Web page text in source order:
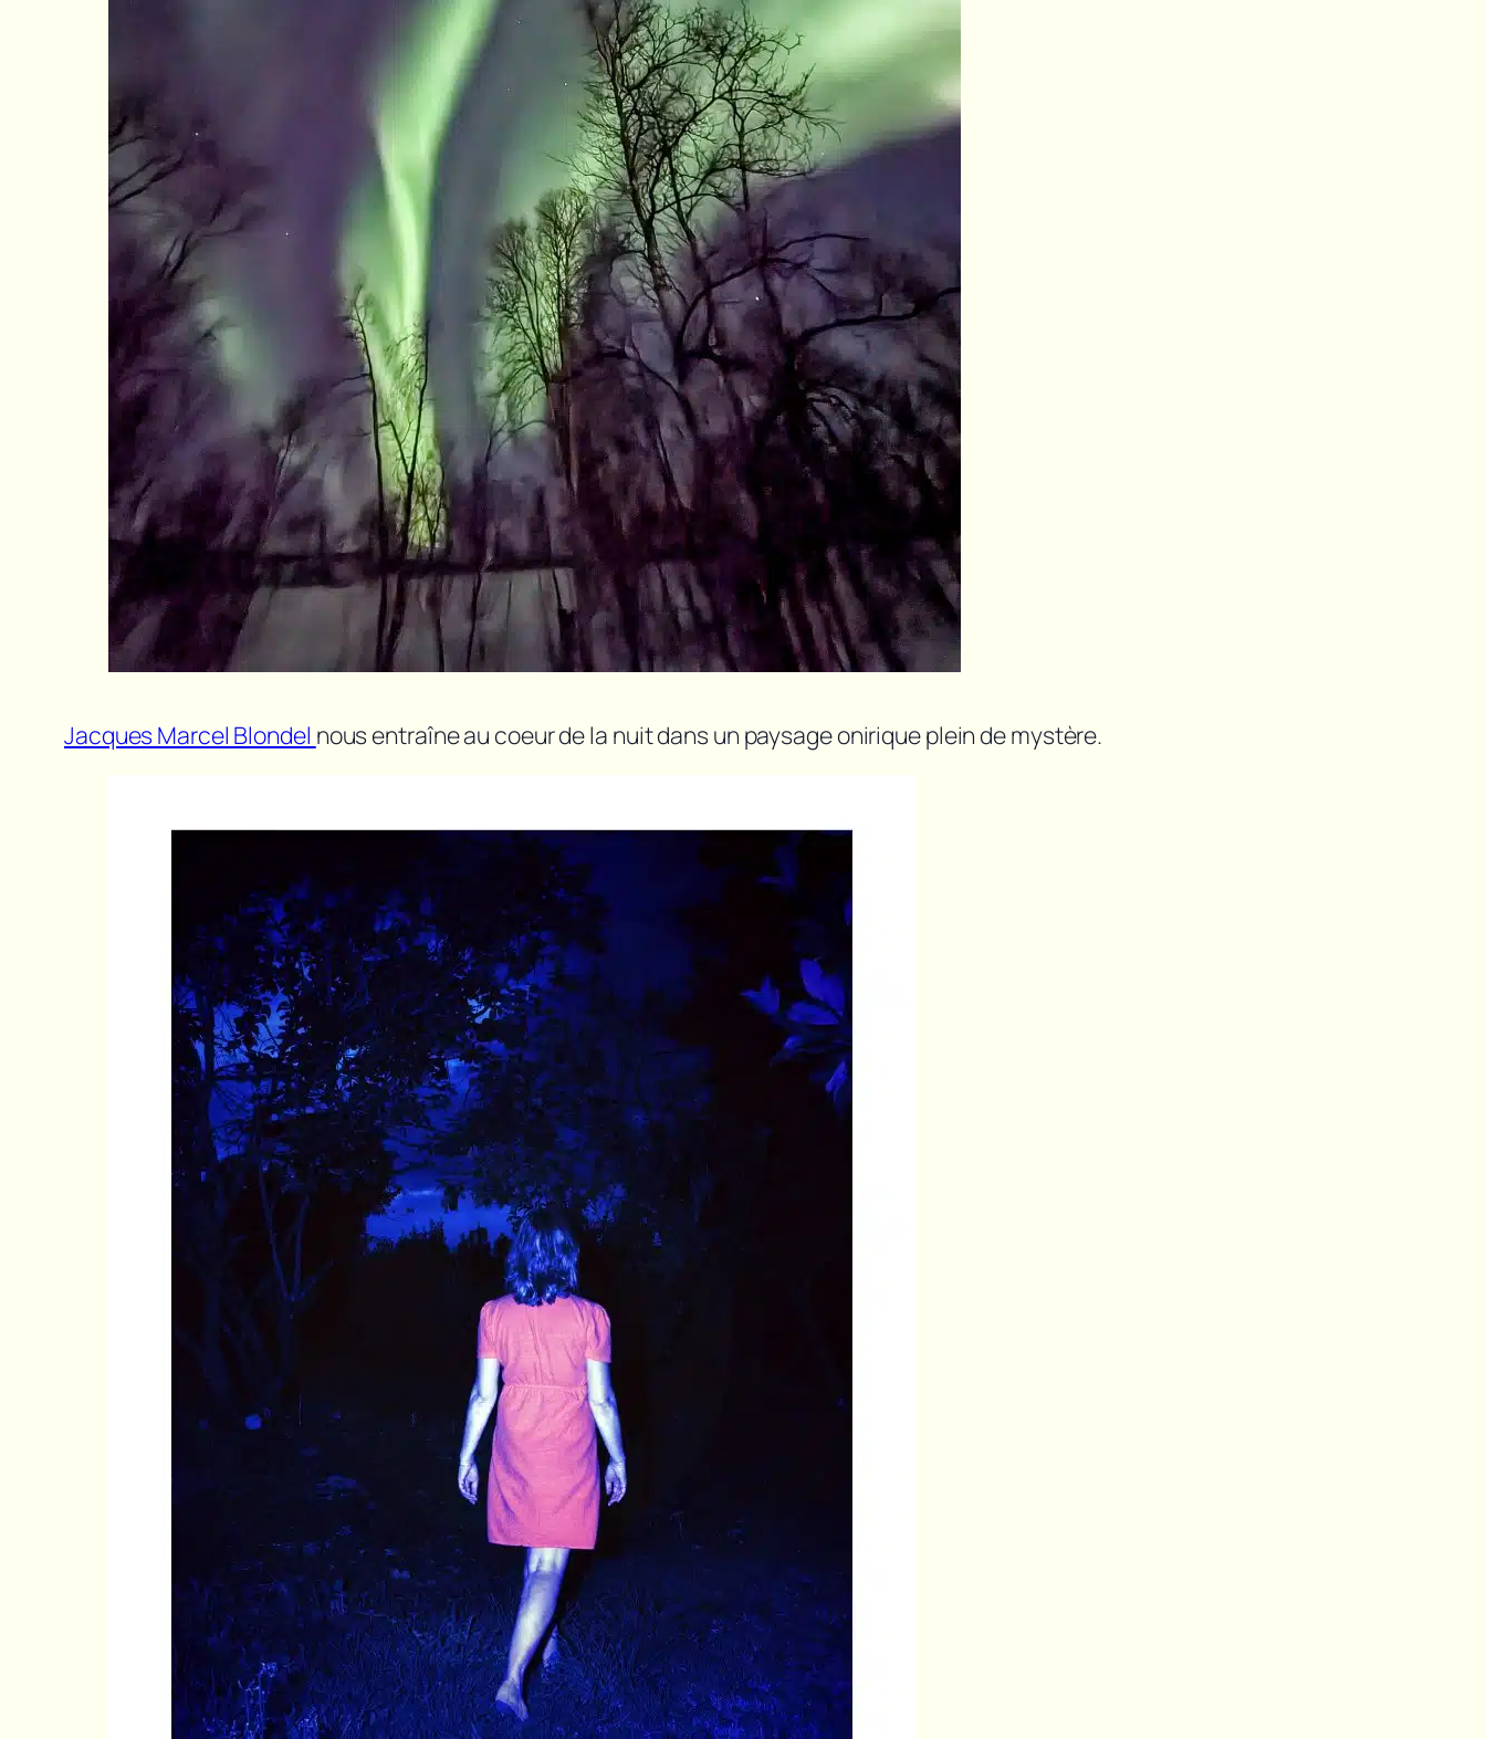
Jacques Marcel Blondel nous entraîne au coeur de la nuit dans un paysage onirique plein de mystère.